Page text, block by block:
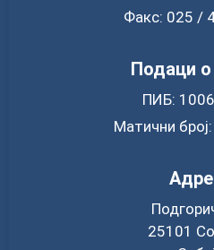
Факс: 025 /
Подаци
ПИБ:
Матични
25101